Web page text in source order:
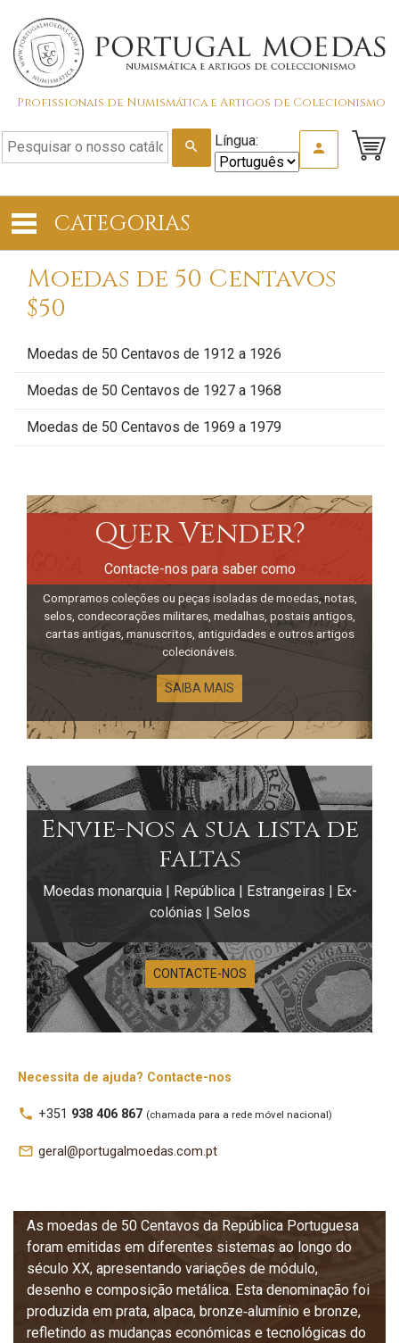
Profissionais de Numismática e Artigos de Colecionismo
search Língua: person
CATEGORIAS
Moedas de 50 Centavos
$50
Moedas de 50 Centavos de 1912 a 1926
Moedas de 50 Centavos de 1927 a 1968
Moedas de 50 Centavos de 1969 a 1979
Quer Vender?
Contacte-nos para saber como
Compramos coleções ou peças isoladas de moedas, notas,
selos, condecorações militares, medalhas, postais antigos,
cartas antigas, manuscritos, antiguidades e outros artigos
colecionáveis.
SAIBA MAIS
Envie-nos a sua lista de
faltas
Moedas monarquia | República | Estrangeiras | Ex-
colónias | Selos
CONTACTE-NOS
Necessita de ajuda? Contacte-nos
local_phone +351 938 406 867 (chamada para a rede móvel nacional)
mail_outline geral@portugalmoedas.com.pt
Moedas de 50
As moedas de 50 Centavos da República Portuguesa
foram emitidas em diferentes sistemas ao longo do
século XX, apresentando variações de módulo,
desenho e composição metálica. Esta denominação foi
produzida em prata, alpaca, bronze‑alumínio e bronze,
refletindo as mudanças económicas e tecnológicas do